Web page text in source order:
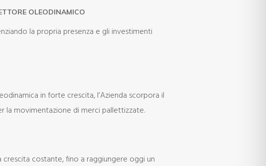
OLEODINAMICO
la propria presenza e gli investimenti
in forte crescita, l’Azienda scorpora il
la movimentazione di merci pallettizzate.
crescita costante, fino a raggiungere oggi un